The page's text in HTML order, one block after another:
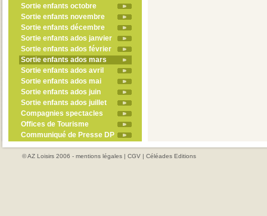
Sortie enfants octobre
Sortie enfants novembre
Sortie enfants décembre
Sortie enfants ados janvier
Sortie enfants ados février
Sortie enfants ados mars
Sortie enfants ados avril
Sortie enfants ados mai
Sortie enfants ados juin
Sortie enfants ados juillet
Compagnies spectacles
Offices de Tourisme
Communiqué de Presse DP
© AZ Loisirs 2006 - mentions légales | CGV | Céléades Editions